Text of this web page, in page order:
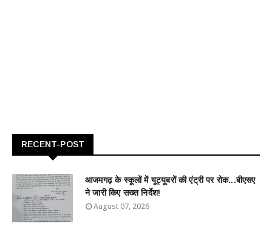
RECENT-POST
आजमगढ़ के स्कूलों में यूट्यूबरों की एंट्री पर रोक...बीएसए
ने जारी किए सख्त निर्देश!
August 07, 2026